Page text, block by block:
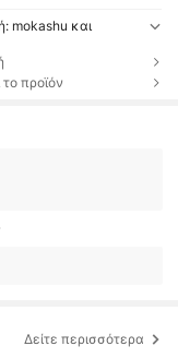
mokashu και
προϊόν
Δείτε περισσότερα